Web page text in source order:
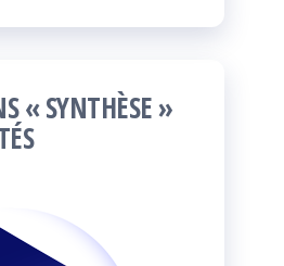
« SYNTHÈSE »